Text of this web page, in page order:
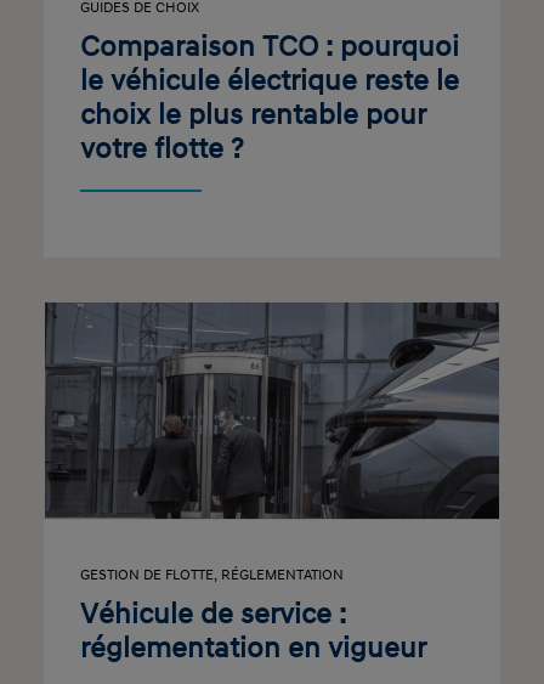
GUIDES DE CHOIX
Comparaison TCO : pourquoi
le véhicule électrique reste le
choix le plus rentable pour
votre flotte ?
GESTION DE FLOTTE, RÉGLEMENTATION
Véhicule de service :
réglementation en vigueur